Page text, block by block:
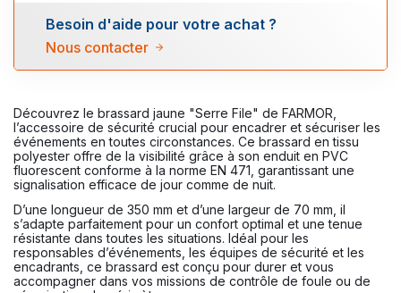
Découvrez le brassard jaune "Serre File" de FARMOR,
l’accessoire de sécurité crucial pour encadrer et sécuriser les
événements en toutes circonstances. Ce brassard en tissu
polyester offre de la visibilité grâce à son enduit en PVC
fluorescent conforme à la norme EN 471, garantissant une
signalisation efficace de jour comme de nuit.
D’une longueur de 350 mm et d’une largeur de 70 mm, il
s’adapte parfaitement pour un confort optimal et une tenue
résistante dans toutes les situations. Idéal pour les
responsables d’événements, les équipes de sécurité et les
encadrants, ce brassard est conçu pour durer et vous
accompagner dans vos missions de contrôle de foule ou de
Besoin d'aide pour votre achat ?
Nous contacter